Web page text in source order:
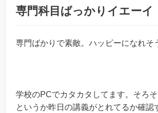
専門科目ばっかりイエーイ
専門ばかりで素敵。ハッピーになれそ
学校のPCでカタカタしてます。そろそ
というか昨日の講義がとれてるか確認